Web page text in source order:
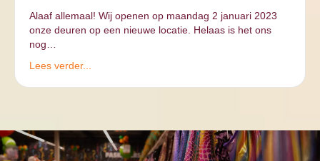
Alaaf allemaal! Wij openen op maandag 2 januari 2023
onze deuren op een nieuwe locatie. Helaas is het ons
nog…
Lees verder...